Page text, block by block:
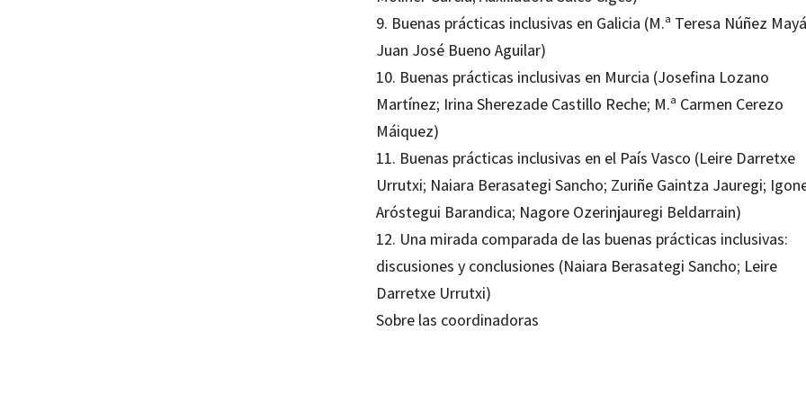
9. Buenas prácticas inclusivas en Galicia (M.ª Teresa Núñez
Juan José Bueno Aguilar)
10. Buenas prácticas inclusivas en Murcia (Josefina Lozano
Martínez; Irina Sherezade Castillo Reche; M.ª Carmen Cerezo
Máiquez)
11. Buenas prácticas inclusivas en el País Vasco (Leire Darretxe
Urrutxi; Naiara Berasategi Sancho; Zuriñe Gaintza Jauregi;
Aróstegui Barandica; Nagore Ozerinjauregi Beldarrain)
12. Una mirada comparada de las buenas prácticas inclusivas:
discusiones y conclusiones (Naiara Berasategi Sancho; Leire
Darretxe Urrutxi)
Sobre las coordinadoras